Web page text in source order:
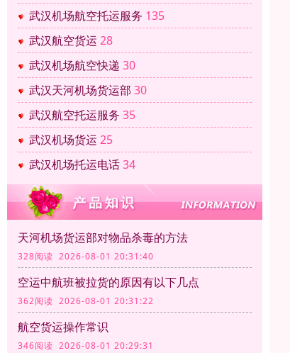
武汉机场航空托运服务 135
武汉航空货运 28
武汉机场航空快递 30
武汉天河机场货运部 30
武汉航空托运服务 35
武汉机场货运 25
武汉机场托运电话34
天河机场货运部对物品杀毒的方法
328阅读 2026-08-01 20:31:40
空运中航班被拉货的原因有以下几点
362阅读 2026-08-01 20:31:22
航空货运操作常识
346阅读 2026-08-01 20:29:31